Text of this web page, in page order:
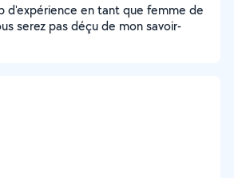
d'expérience en tant que femme de
serez pas déçu de mon savoir-